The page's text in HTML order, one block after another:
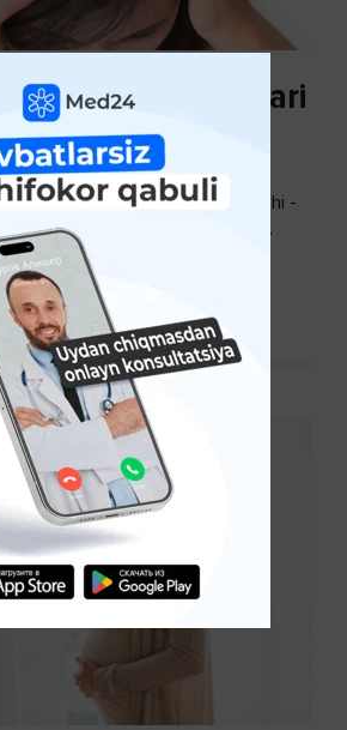
bo'lishi sabablari
yoki katta teri bo’laklari ajralishi -
katta miqdorda bo’lsa, kiyim-
DAVOMINI O'QISH